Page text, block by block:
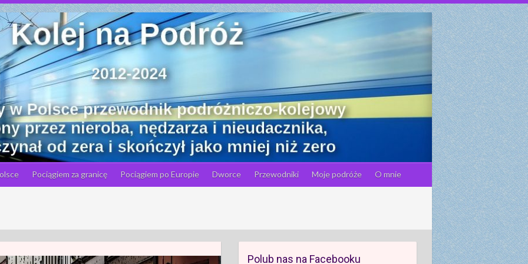
Pociągiem za granicę Pociągiem po Europie Dworce Przewodniki Moje podróże O mnie
Polub nas na Facebooku